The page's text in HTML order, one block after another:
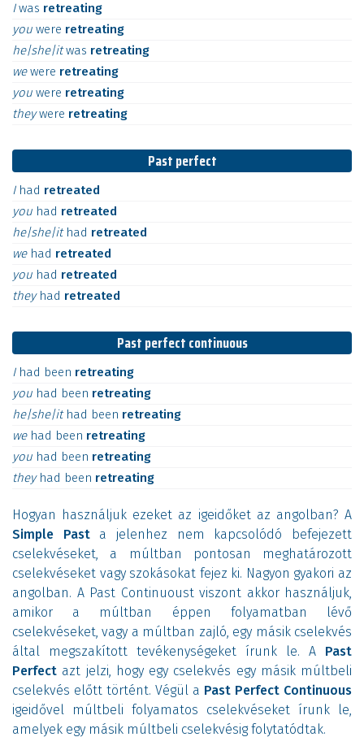
Iwas retreating
you were retreating
he|she|itwas retreating
wewere retreating
you were retreating
theywere retreating
Past perfect
I had retreated
you had retreated
he|she|it had retreated
we had retreated
you had retreated
they had retreated
Past perfect continuous
I had been retreating
you had been retreating
he|she|it had been retreating
we had been retreating
you had been retreating
they had been retreating
Hogyan használjuk ezeket az igeidőket az angolban? A
Simple Pasta jelenhez nem kapcsolódó befejezett
cselekvéseket, a múltban pontosan meghatározott
cselekvéseket vagy szokásokat fejez ki. Nagyon gyakori az
angolban. A Past Continuoust viszont akkor használjuk,
amikor a múltban éppen folyamatban lévő
cselekvéseket, vagy a múltban zajló, egy másik cselekvés
által megszakított tevékenységeket írunk le. A Past
Perfect azt jelzi, hogy egy cselekvés egy másik múltbeli
cselekvés előtt történt. Végül a Past Perfect Continuous
igeidővel múltbeli folyamatos cselekvéseket írunk le,
amelyek egy másik múltbeli cselekvésig folytatódtak.